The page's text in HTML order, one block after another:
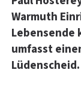
Warmuth
Lebensende
umfasst
Lüdenscheid.